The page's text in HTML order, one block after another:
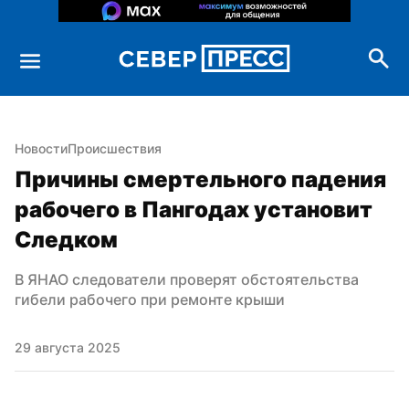
НовостиПроисшествия
Причины смертельного падения
рабочего в Пангодах установит
Следком
В ЯНАО следователи проверят обстоятельства
гибели рабочего при ремонте крыши
29 августа 2025